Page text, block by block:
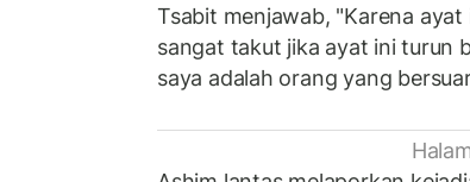
Tsabit menjawab, "Karena
sangat takut jika ayat ini turun
saya adalah orang yang